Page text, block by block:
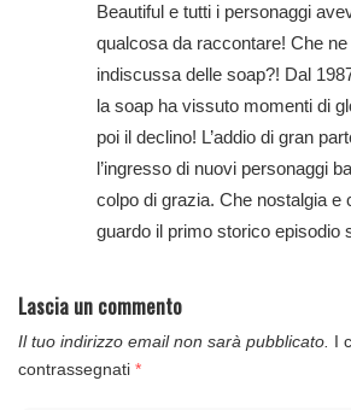
Beautiful e tutti i personaggi
qualcosa da raccontare! Che ne
indiscussa delle soap?! Dal
la soap ha vissuto momenti di
poi il declino! L’addio di gran
l’ingresso di nuovi personaggi
colpo di grazia. Che nostalgia e
guardo il primo storico episodio
Lascia un commento
Il tuo indirizzo email non sarà pubblicato. I
contrassegnati *